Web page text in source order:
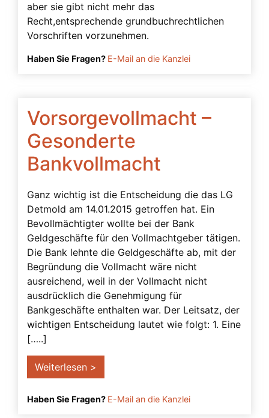
aber sie gibt nicht mehr das
Recht,entsprechende grundbuchrechtlichen
Vorschriften vorzunehmen.
Haben Sie Fragen? E-Mail an die Kanzlei
Vorsorgevollmacht –
Gesonderte
Bankvollmacht
Ganz wichtig ist die Entscheidung die das LG
Detmold am 14.01.2015 getroffen hat. Ein
Bevollmächtigter wollte bei der Bank
Geldgeschäfte für den Vollmachtgeber tätigen.
Die Bank lehnte die Geldgeschäfte ab, mit der
Begründung die Vollmacht wäre nicht
ausreichend, weil in der Vollmacht nicht
ausdrücklich die Genehmigung für
Bankgeschäfte enthalten war. Der Leitsatz, der
wichtigen Entscheidung lautet wie folgt: 1. Eine
[…..]
Weiterlesen >
Haben Sie Fragen? E-Mail an die Kanzlei